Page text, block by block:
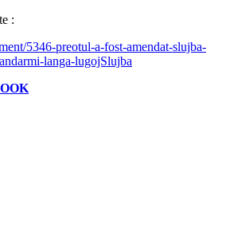
:
5346-preotul-a-fost-amendat-slujba-
langa-lugojSlujba